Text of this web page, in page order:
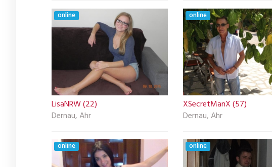
online
LisaNRW (22)
Dernau, Ahr
online
XSecretManX (57)
Dernau, Ahr
online online